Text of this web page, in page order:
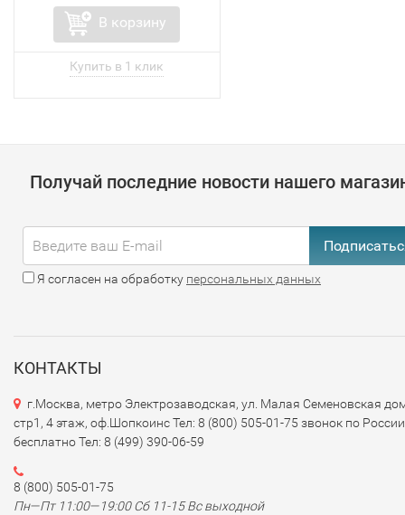
В корзину
Получай последние новости нашего
Я согласен на обработку персональных данных
КОНТАКТЫ
г.Москва, метро Электрозаводская, ул. Малая Семеновская
стр1, 4 этаж, оф.Шопкоинс Тел: 8 (800) 505-01-75 звонок по России
бесплатно Тел: 8 (499) 390-06-59
8 (800) 505-01-75
Пн—Пт 11:00—19:00 Сб 11-15 Вс выходной